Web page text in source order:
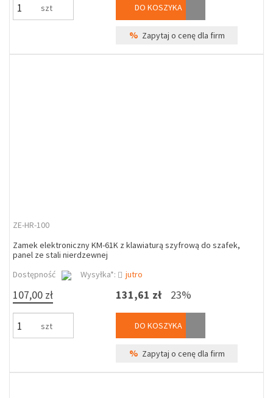
szt DO KOSZYKA
% Zapytaj o cenę dla firm
ZE-HR-100
Zamek elektroniczny KM-61K z klawiaturą szyfrową do szafek,
panel ze stali nierdzewnej
Dostępność
Wysyłka*: jutro
107,00 zł
szt
131,61 zł 23%
DO KOSZYKA
% Zapytaj o cenę dla firm